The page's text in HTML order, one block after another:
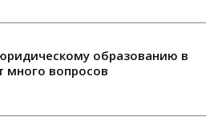
образованию в
много вопросов